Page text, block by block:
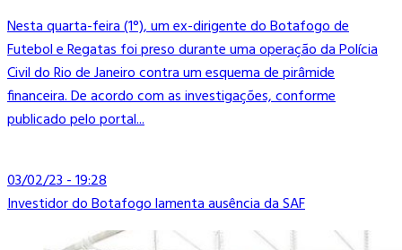
Nesta quarta-feira (1°), um ex-dirigente do Botafogo de
Futebol e Regatas foi preso durante uma operação da Polícia
Civil do Rio de Janeiro contra um esquema de pirâmide
financeira. De acordo com as investigações, conforme
publicado pelo portal...
03/02/23 - 19:28
Investidor do Botafogo lamenta ausência da SAF